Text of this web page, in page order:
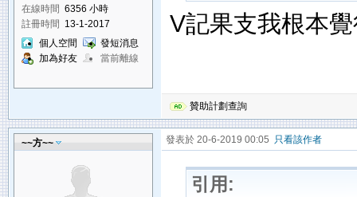
在線時間 6356 小時
註冊時間 13-1-2017
個人空間
發短消息
加為好友
當前離線
V記果支我根本
贊助計劃查詢
~~方~~ 發表於 20-6-2019 00:05 只看該作者
引用: